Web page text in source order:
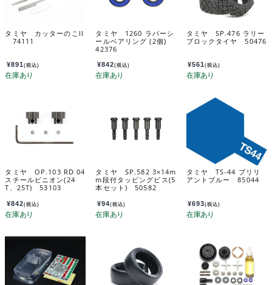
タミヤ カッターのこII
74111
¥891(税込)
タミヤ 1260 ラバーシ
ールベアリング (2個)
42376
¥842(税込)
タミヤ SP.476 ラリー
ブロックタイヤ 50476
¥561(税込)
タミヤ OP.103 RD 04
スチールピニオン(24
T、25T) 53103
¥842(税込)
タミヤ SP.582 3×14m
m段付タッピングビス(5
本セット) 50582
¥94(税込)
タミヤ TS-44 ブリリ
アントブルー 85044
¥693(税込)